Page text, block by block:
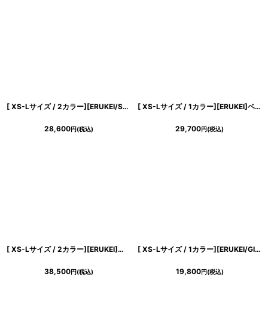
[ XS-Lサイズ / 2カラー][ERUKEI/SETTAN]マーブルプリント・サテン・エレガント・ノースリーブ・Aライン・ロングドレス[送料無料]
28,600円(税込)
[ XS-Lサイズ / 1カラー][ERUKEI]ベア・ボタニカル・花柄・ベージュ・胸元カット・編み上げ・Aライン・ノースリーブ・ロングドレス[黒木麗奈着用][送料無料]
29,700円(税込)
[ XS-Lサイズ / 2カラー][ERUKEI]ピンク・ブルー・ティアード・ハイネック・花柄・パール・Aライン・ノースリーブ・ロングドレス[薗田杏奈・黒木麗奈着用][送料無料]
38,500円(税込)
[ XS-Lサイズ / 1カラー][ERUKEI/GINZA COUTURE]シフォン・プリント・切替・Aライン・ノースリーブ・ミディアムドレス・ワンピース[送料無料]
19,800円(税込)